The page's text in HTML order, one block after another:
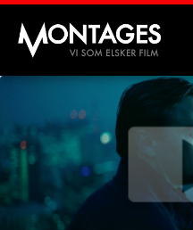
Montages